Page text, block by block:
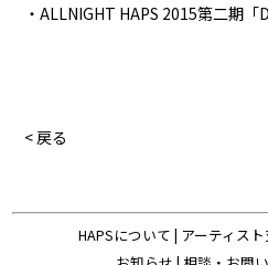
・ALLNIGHT HAPS 2015第二期「
< 戻る
HAPSについて | アーティス